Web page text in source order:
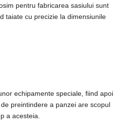
pentru fabricarea sasiului sunt
taiate cu precizie la dimensiunile
echipamente speciale, fiind apoi
preintindere a panzei are scopul
a acesteia.